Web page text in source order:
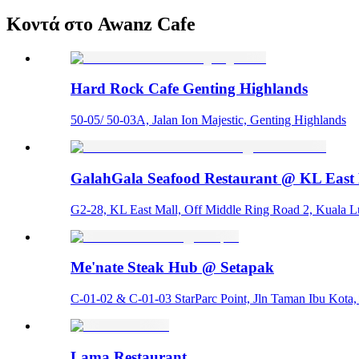
Κοντά στο Awanz Cafe
Hard Rock Cafe Genting Highlands
50-05/ 50-03A, Jalan Ion Majestic, Genting Highlands
GalahGala Seafood Restaurant @ KL
G2-28, KL East Mall, Off Middle Ring Road 2, Kuala
Me'nate Steak Hub @ Setapak
C-01-02 & C-01-03 StarParc Point, Jln Taman Ibu Kota,